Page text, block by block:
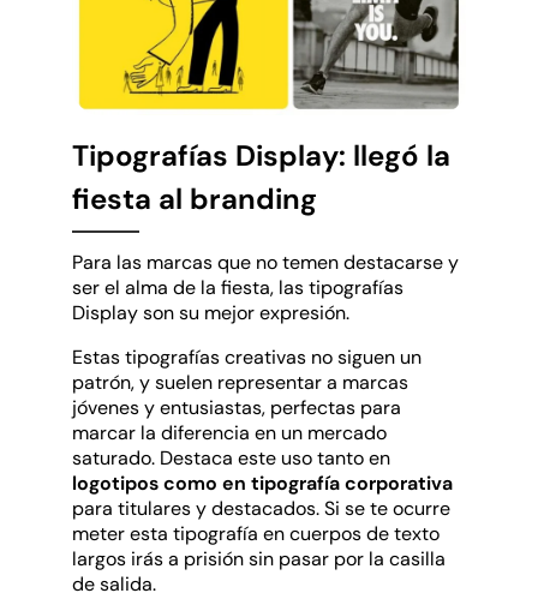
Tipografías Display: llegó la
fiesta al branding
Para las marcas que no temen destacarse y
ser el alma de la fiesta, las tipografías
Display son su mejor expresión.
Estas tipografías creativas no siguen un
patrón, y suelen representar a marcas
jóvenes y entusiastas, perfectas para
marcar la diferencia en un mercado
saturado. Destaca este uso tanto en
logotipos como en tipografía corporativa
para titulares y destacados. Si se te ocurre
meter esta tipografía en cuerpos de texto
largos irás a prisión sin pasar por la casilla
de salida.